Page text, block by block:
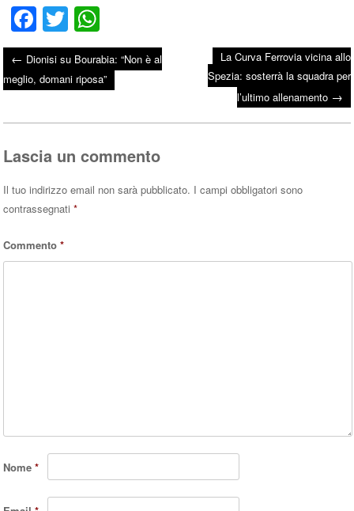
Fa
ce
bo
ok
T
wi
tte
r
ha
ts
A
pp
Post navigation
← Dionisi su Bourabia: “Non è al
meglio, domani riposa”
La Curva Ferrovia vicina allo
Spezia: sosterrà la squadra per
l’ultimo allenamento →
Lascia un commento
Il tuo indirizzo email non sarà pubblicato. I campi obbligatori sono
contrassegnati*
Commento*
Nome*